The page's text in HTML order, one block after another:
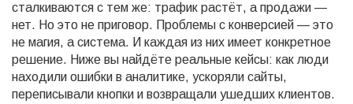
сталкиваются с тем же: трафик растёт, а продажи —
нет. Но это не приговор. Проблемы с конверсией — это
не магия, а система. И каждая из них имеет конкретное
решение. Ниже вы найдёте реальные кейсы: как люди
находили ошибки в аналитике, ускоряли сайты,
переписывали кнопки и возвращали ушедших клиентов.